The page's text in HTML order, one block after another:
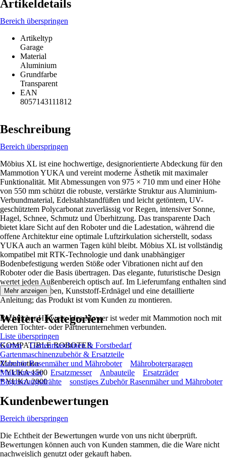
Artikeldetails
Bereich überspringen
Artikeltyp
Garage
Material
Aluminium
Grundfarbe
Transparent
EAN
8057143111812
Beschreibung
Bereich überspringen
Möbius XL ist eine hochwertige, designorientierte Abdeckung für den
Mammotion YUKA und vereint moderne Ästhetik mit maximaler
Funktionalität. Mit Abmessungen von 975 × 710 mm und einer Höhe
von 550 mm schützt die robuste, verstärkte Struktur aus Aluminium-
Verbundmaterial, Edelstahlstandfüßen und leicht getöntem, UV-
geschütztem Polycarbonat zuverlässig vor Regen, intensiver Sonne,
Hagel, Schnee, Schmutz und Überhitzung. Das transparente Dach
bietet klare Sicht auf den Roboter und die Ladestation, während die
offene Architektur eine optimale Luftzirkulation sicherstellt, sodass
YUKA auch an warmen Tagen kühl bleibt. Möbius XL ist vollständig
kompatibel mit RTK-Technologie und dank unabhängiger
Bodenbefestigung werden Stöße oder Vibrationen nicht auf den
Roboter oder die Basis übertragen. Das elegante, futuristische Design
wertet jeden Außenbereich optisch auf. Im Lieferumfang enthalten sind
Edelstahlschrauben, Kunststoff-Erdnägel und eine detaillierte
Anleitung; das Produkt ist vom Kunden zu montieren.
Rechtlicher Hinweis: Idea Mower ist weder mit Mammotion noch mit
deren Tochter- oder Partnerunternehmen verbunden.
KOMPATIBLE ROBOTER
Mammotion
* YUKA 1500
* YUKA 2000
Mehr anzeigen
Weitere Kategorien
Liste überspringen
Garten
Gartenmaschinen & Forstbedarf
Gartenmaschinenzubehör & Ersatzteile
Zubehör Rasenmäher und Mähroboter
Mährobotergaragen
Mulchmesser
Ersatzmesser Anbauteile
Ersatzräder
Begrenzungsdrähte
sonstiges Zubehör Rasenmäher und Mähroboter
Kundenbewertungen
Bereich überspringen
Die Echtheit der Bewertungen wurde von uns nicht überprüft.
Bewertungen können auch von Kunden stammen, die die Ware nicht
nachweislich genutzt oder gekauft haben.